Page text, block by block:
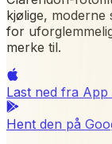
kjølige,
for
merke til.
Last ned fra App
Hent den på